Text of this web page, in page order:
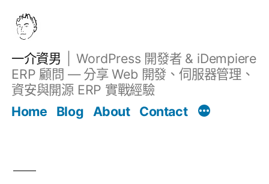
一介資男
WordPress 開發者 & iDempiere
ERP 顧問 — 分享 Web 開發、伺服器管理、
資安與開源 ERP 實戰經驗
Home
Blog About Contact
文章 Filter